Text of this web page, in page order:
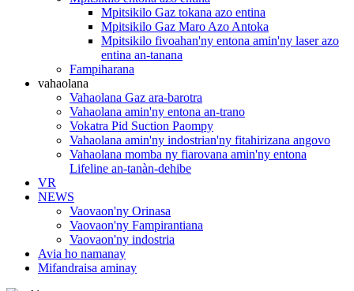
Mpitsikilo Gaz tokana azo entina
Mpitsikilo Gaz Maro Azo Antoka
Mpitsikilo fivoahan'ny entona amin'ny laser azo
entina an-tanana
Fampiharana
vahaolana
Vahaolana Gaz ara-barotra
Vahaolana amin'ny entona an-trano
Vokatra Pid Suction Paompy
Vahaolana amin'ny indostrian'ny fitahirizana angovo
Vahaolana momba ny fiarovana amin'ny entona
Lifeline an-tanàn-dehibe
VR
NEWS
Vaovaon'ny Orinasa
Vaovaon'ny Fampirantiana
Vaovaon'ny indostria
Avia ho namanay
Mifandraisa aminay